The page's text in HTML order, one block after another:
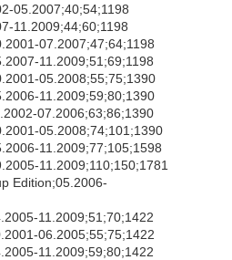
05.2007;40;54;1198
11.2009;44;60;1198
07.2007;47;64;1198
11.2009;51;69;1198
05.2008;55;75;1390
11.2009;59;80;1390
07.2006;63;86;1390
05.2008;74;101;1390
11.2009;77;105;1598
11.2009;110;150;1781
Edition;05.2006-
11.2009;51;70;1422
06.2005;55;75;1422
11.2009;59;80;1422